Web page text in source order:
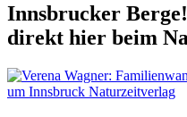
Innsbrucker
direkt hier beim